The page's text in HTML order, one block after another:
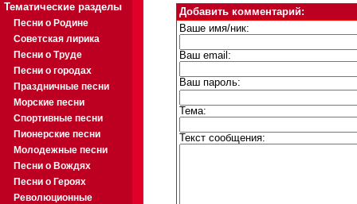
Тематические разделы
Песни о Родине
Советская лирика
Песни о Труде
Песни о городах
Праздничные песни
Морские песни
Спортивные песни
Пионерские песни
Молодежные песни
Песни о Вождях
Песни о Героях
Революционные
Добавить комментарий:
Ваше имя/ник:
Ваш email:
Ваш пароль:
Тема:
Текст сообщения: